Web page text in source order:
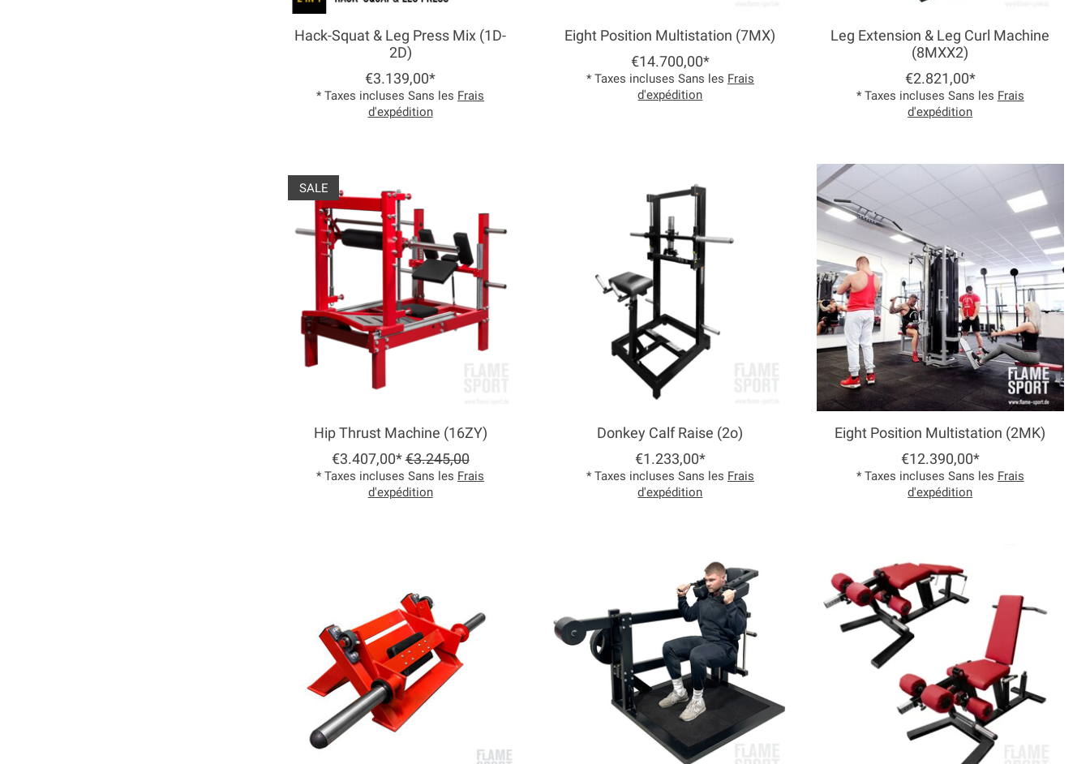
Hack-Squat & Leg Press Mix (1D-
2D)
€3.139,00*
* Taxes incluses Sans les Frais
d'expédition
Eight Position Multistation (7MX)
€14.700,00*
* Taxes incluses Sans les Frais
d'expédition
Leg Extension & Leg Curl Machine
(8MXX2)
€2.821,00*
* Taxes incluses Sans les Frais
d'expédition
SALE
Hip Thrust Machine (16ZY)
€3.407,00* €3.245,00
* Taxes incluses Sans les Frais
d'expédition
Donkey Calf Raise (2o)
€1.233,00*
* Taxes incluses Sans les Frais
d'expédition
Eight Position Multistation (2MK)
€12.390,00*
* Taxes incluses Sans les Frais
d'expédition